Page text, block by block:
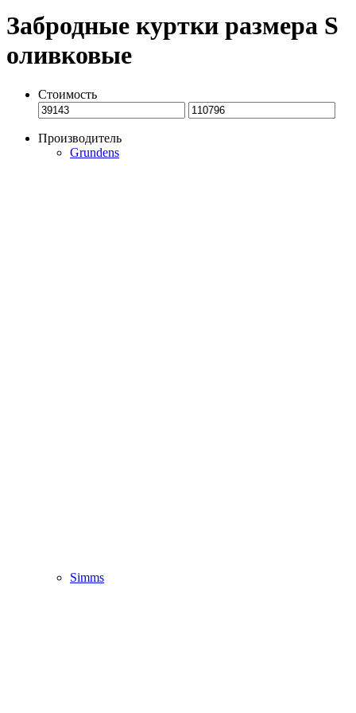
Забродные куртки размера S
оливковые
Стоимость
Производитель
Grundens
Simms